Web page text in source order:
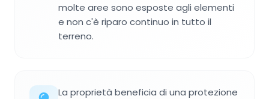
molte aree sono esposte agli elementi
e non c'è riparo continuo in tutto il
terreno.
La proprietà beneficia di una protezione